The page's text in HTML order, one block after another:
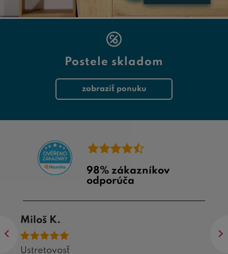
Postele skladom
zobraziť ponuku
98% zákazníkov
odporúča
Miloš K.
Ustretovosť